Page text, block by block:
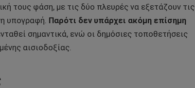
τους φάση, με τις δύο πλευρές να εξετάζουν τις
υπογραφή. Παρότι δεν υπάρχει ακόμη επίσημη
σημαντικά, ενώ οι δημόσιες τοποθετήσεις
αισιοδοξίας.